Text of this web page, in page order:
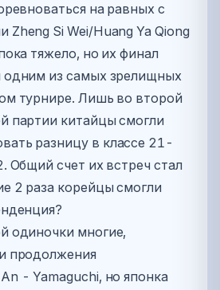
на равных с
Zheng Si Wei/Huang Ya Qiong
тяжело, но их финал
одним из самых зрелищных
турнире. Лишь во второй
партии китайцы смогли
разницу в классе 21-
счет их встреч стал
2 раза корейцы смогли
одиночки многие,
продолжения
- Yamaguchi, но японка